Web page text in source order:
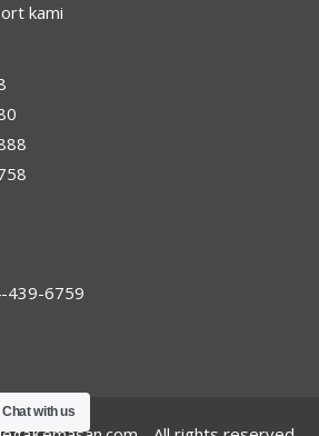
kami
439-6759
Chat with us